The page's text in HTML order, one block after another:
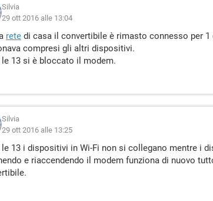
Silvia
29 ott 2016 alle 13:04
rete di casa il convertibile è rimasto connesso per
compresi gli altri dispositivi.
le 13 si è bloccato il modem.
Silvia
29 ott 2016 alle 13:25
le 13 i dispositivi in Wi-Fi non si collegano mentre i
e riaccendendo il modem funziona di nuovo